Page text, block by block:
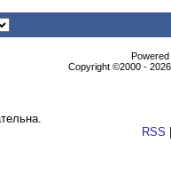
Copyright ©2000 -
RSS